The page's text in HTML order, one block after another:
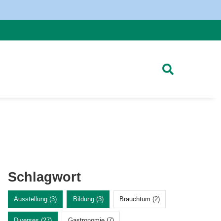
Schlagwort
Ausstellung (3) Bildung (3) Brauchtum (2)